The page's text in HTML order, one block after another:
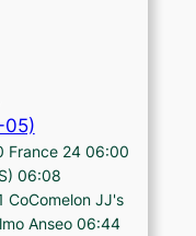
05)
France 24 06:00
06:08
CoComelon JJ's
Anseo 06:44